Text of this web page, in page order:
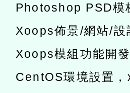
Photoshop PSD模
Xoops佈景/網站/設
Xoops模組功能開發
CentOS環境設置